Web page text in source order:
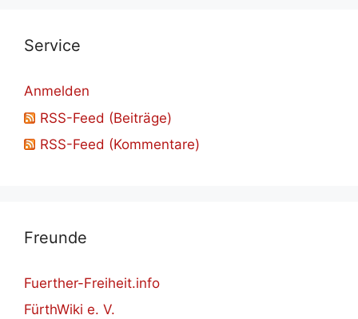
Ser­vice
Anmelden
RSS-Feed (Beiträge)
RSS-Feed (Kommentare)
Freun­de
Fuerther-Freiheit.info
FürthWiki e. V.